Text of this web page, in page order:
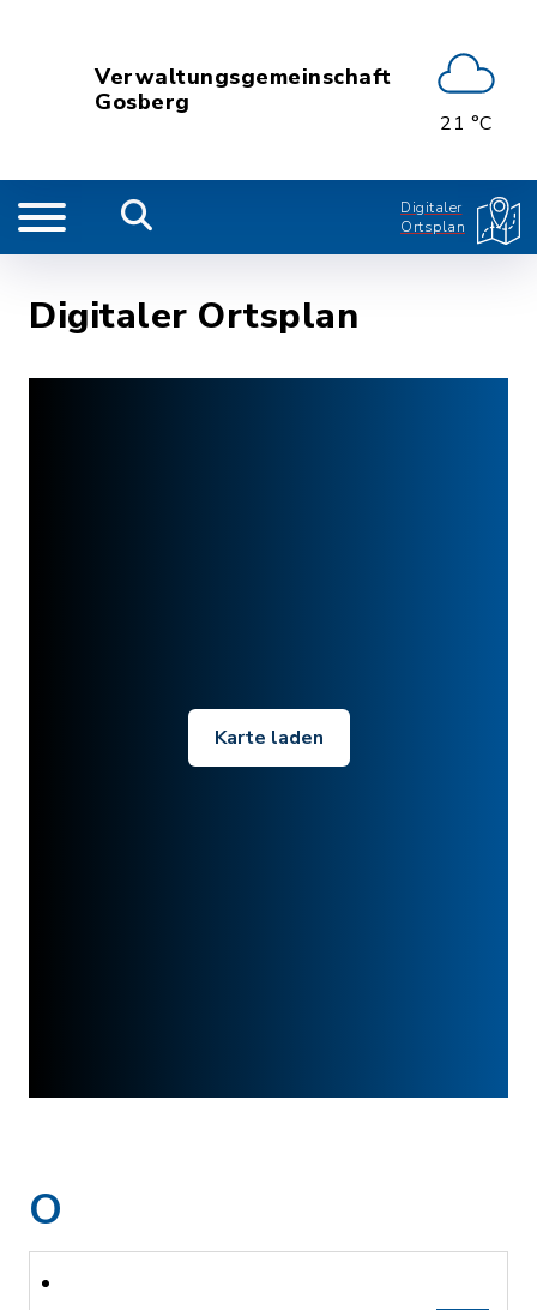
Verwaltungsgemeinschaft
Gosberg
21 °C
Digitaler
Ortsplan
Digitaler Ortsplan
Karte laden
O